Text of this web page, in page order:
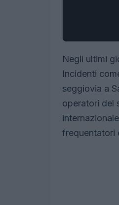
Negli ultimi
Incidenti
seggiovia a
operatori del
frequentatori